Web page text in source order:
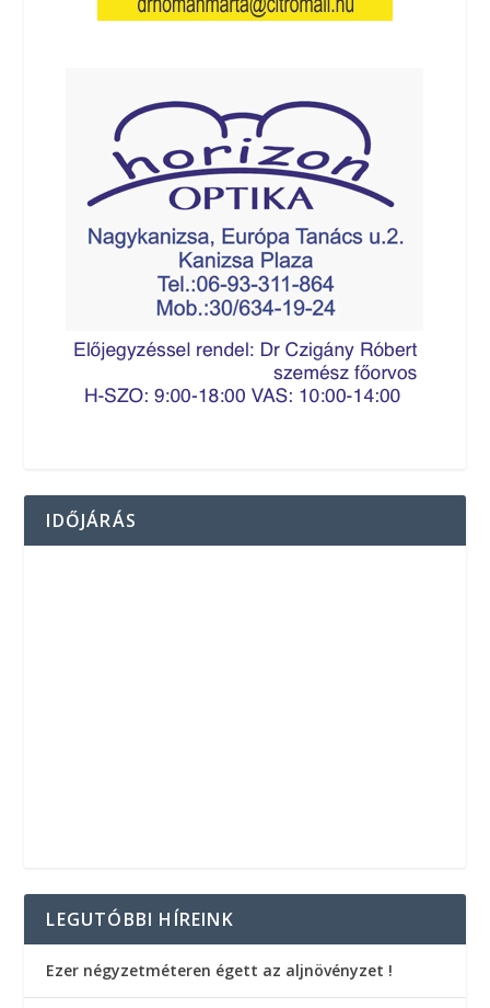
IDŐJÁRÁS
LEGUTÓBBI HÍREINK
Ezer négyzetméteren égett az aljnövényzet !